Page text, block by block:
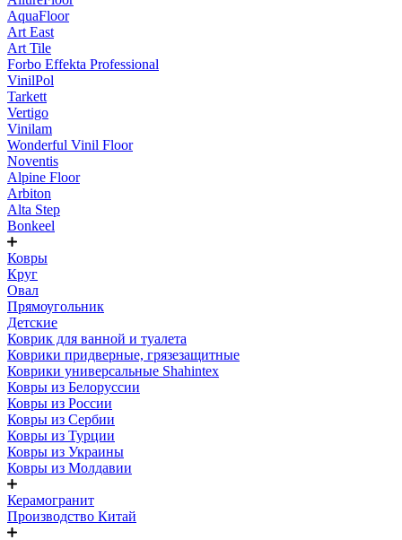
AquaFloor
Art East
Art Tile
Forbo Effekta Professional
VinilPol
Tarkett
Vertigo
Vinilam
Wonderful Vinil Floor
Noventis
Alpine Floor
Arbiton
Alta Step
Bonkeel
Ковры
Круг
Овал
Прямоугольник
Детские
Коврик для ванной и туалета
Коврики придверные, грязезащитные
Коврики универсальные Shahintex
Ковры из Белоруссии
Ковры из России
Ковры из Сербии
Ковры из Турции
Ковры из Украины
Ковры из Молдавии
Керамогранит
Производство Китай